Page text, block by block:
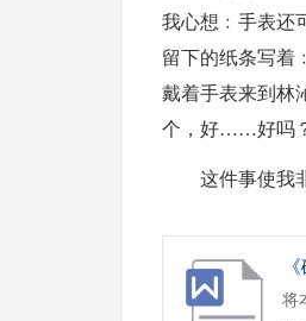
我心想﹕手表还
留下的纸条写着
戴着手表来到林
个，好……好吗？
这件事使我
将